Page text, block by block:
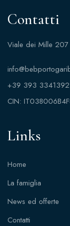
Contatti
Viale dei Mille
+39 393 3341392
CIN:
Links
Home
La famiglia
News ed offerte
Contatti